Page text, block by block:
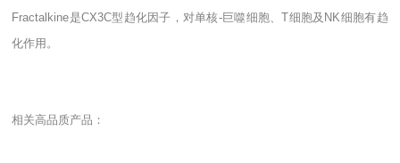
Fractalkine是CX3C型趋化因子，对单核-巨噬细胞、T细胞及 NK细胞有趋
化作用。
相关高品质产品：